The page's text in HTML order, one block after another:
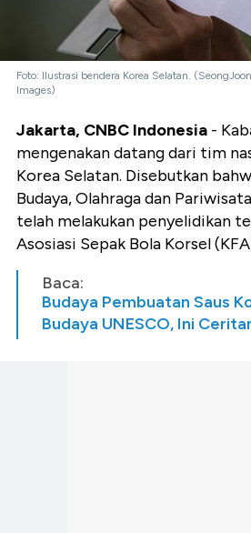
Foto: Ilustrasi bendera Korea Selatan.
Images)
Jakarta, CNBC Indonesia -
mengenakan datang dari tim
Korea Selatan. Disebutkan
Budaya, Olahraga dan
telah melakukan penyelidikan
Asosiasi Sepak Bola Korsel
Baca:
Budaya Pembuatan Saus
Budaya UNESCO, Ini